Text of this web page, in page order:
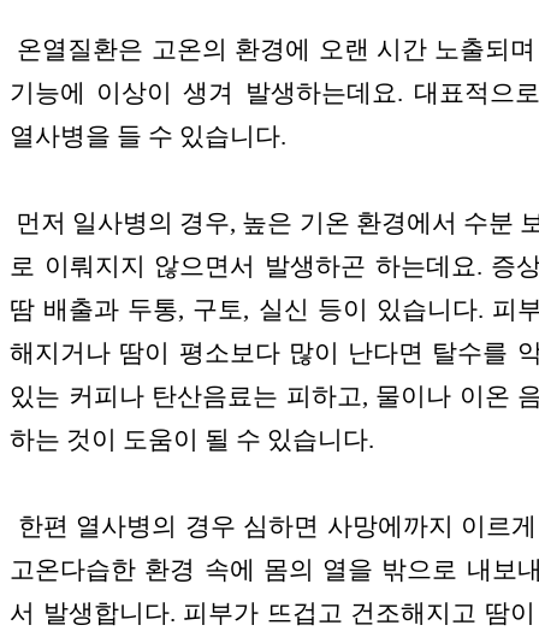
온열질환은 고온의 환경에 오랜 시간 노출되
기능에 이상이 생겨 발생하는데요. 대표적으
열사병을 들 수 있습니다.
먼저 일사병의 경우, 높은 기온 환경에서 수분
로 이뤄지지 않으면서 발생하곤 하는데요. 증
땀 배출과 두통, 구토, 실신 등이 있습니다. 피
해지거나 땀이 평소보다 많이 난다면 탈수를
있는 커피나 탄산음료는 피하고, 물이나 이온
하는 것이 도움이 될 수 있습니다.
한편 열사병의 경우 심하면 사망에까지 이르
고온다습한 환경 속에 몸의 열을 밖으로 내보
서 발생합니다. 피부가 뜨겁고 건조해지고 땀